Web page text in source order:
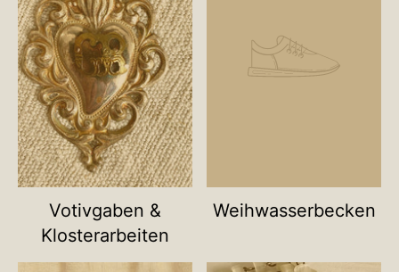
Votivgaben &
Klosterarbeiten
Weihwasserbecken